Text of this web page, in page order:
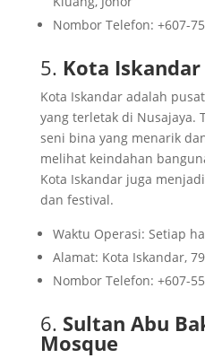
Nombor Telefon: +607-
5. Kota Iskandar
Kota Iskandar adalah
yang terletak di Nusajaya.
seni bina yang menarik
melihat keindahan
Kota Iskandar juga
dan festival.
Waktu Operasi: Setiap
Alamat: Kota Iskandar,
Nombor Telefon: +607-
6. Sultan Abu
Mosque